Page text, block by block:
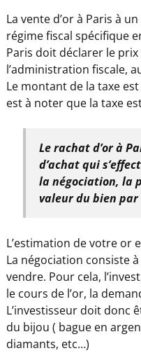
La vente d’or à Paris à
régime fiscal spécifique
Paris doit déclarer le prix
l’administration fiscale,
Le montant de la taxe
est à noter que la taxe
Le rachat d’or à
d’achat qui
la négociation, la
valeur du bien
L’estimation de votre or
La négociation consiste
vendre. Pour cela,
le cours de l’or, la
L’investisseur doit donc
du bijou ( bague en
diamants, etc…)